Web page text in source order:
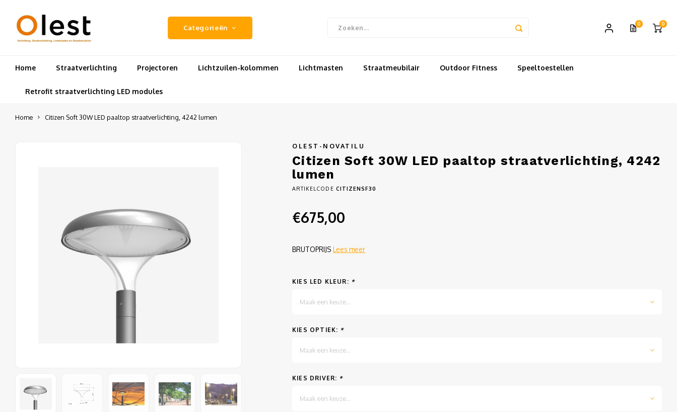
Categorieën 0 0
Home Straatverlichting Projectoren Lichtzuilen-kolommen Lichtmasten Straatmeubilair Outdoor Fitness Speeltoestellen
Retrofit straatverlichting LED modules
Home Citizen Soft 30W LED paaltop straatverlichting, 4242 lumen
OLEST-NOVATILU
Citizen Soft 30W LED paaltop straatverlichting, 4242
lumen
ARTIKELCODE CITIZENSF30
€675,00
BRUTOPRIJS Lees meer
KIES LED KLEUR: *
Maak een keuze...
KIES OPTIEK: *
Maak een keuze...
KIES DRIVER: *
Maak een keuze...